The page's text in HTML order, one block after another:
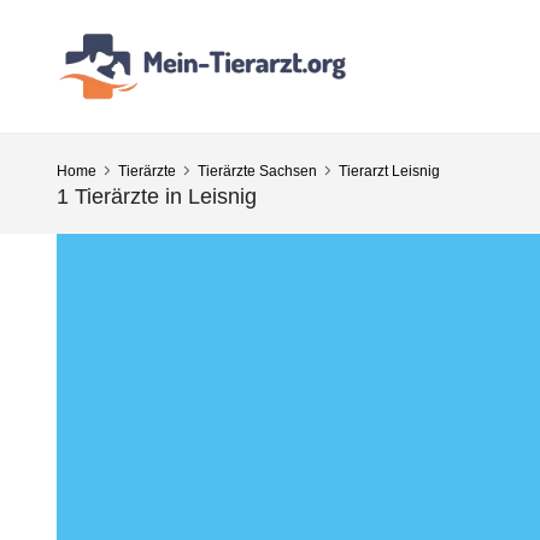
Home Tierärzte Tierärzte Sachsen Tierarzt Leisnig
1 Tierärzte in Leisnig